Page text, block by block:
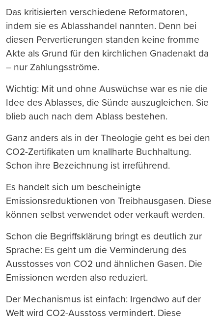
Das kritisierten verschiedene Reformatoren,
indem sie es Ablasshandel nannten. Denn bei
diesen Pervertierungen standen keine fromme
Akte als Grund für den kirchlichen Gnadenakt da
– nur Zahlungsströme.
Wichtig: Mit und ohne Auswüchse war es nie die
Idee des Ablasses, die Sünde auszugleichen. Sie
blieb auch nach dem Ablass bestehen.
Ganz anders als in der Theologie geht es bei den
CO2-Zertifikaten um knallharte Buchhaltung.
Schon ihre Bezeichnung ist irreführend.
Es handelt sich um bescheinigte
Emissionsreduktionen von Treibhausgasen. Diese
können selbst verwendet oder verkauft werden.
Schon die Begriffsklärung bringt es deutlich zur
Sprache: Es geht um die Verminderung des
Ausstosses von CO2 und ähnlichen Gasen. Die
Emissionen werden also reduziert.
Der Mechanismus ist einfach: Irgendwo auf der
Welt wird CO2-Ausstoss vermindert. Diese